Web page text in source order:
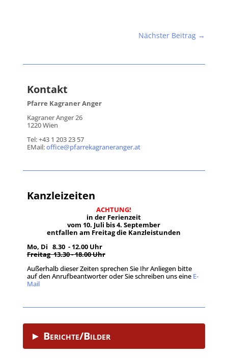
Nächster Beitrag →
Kontakt
Pfarre Kagraner Anger
Kagraner Anger 26
1220 Wien
Tel: +43 1 203 23 57
EMail:office@pfarrekagraneranger.at
Kanzleizeiten
ACHTUNG!
in der Ferienzeit
vom 10. Juli bis 4. September
entfallen am Freitag die Kanzleistunden
Mo, Di 8.30 - 12.00 Uhr
Freitag 13.30 - 18.00 Uhr
Außerhalb dieser Zeiten sprechen Sie Ihr Anliegen bitte
auf den Anrufbeantworter oder Sie schreiben uns eine E-
Mail.
► Berichte/Bilder